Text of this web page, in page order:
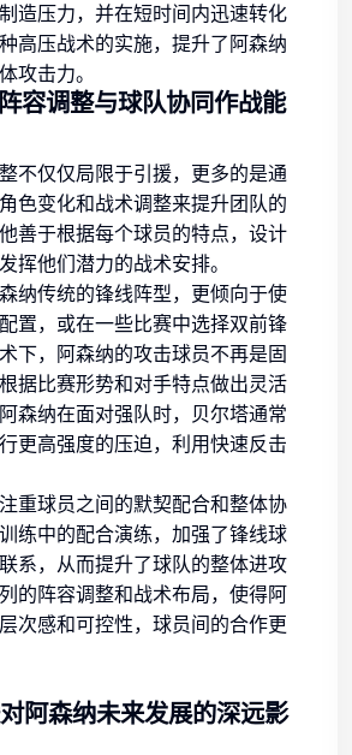
造压力，并在短时间内迅速转化
高压战术的实施，提升了阿森纳
攻击力。
容调整与球队协同作战能
不仅仅局限于引援，更多的是通
色变化和战术调整来提升团队的
善于根据每个球员的特点，设计
挥他们潜力的战术安排。
纳传统的锋线阵型，更倾向于使
置，或在一些比赛中选择双前锋
下，阿森纳的攻击球员不再是固
据比赛形势和对手特点做出灵活
森纳在面对强队时，贝尔塔通常
更高强度的压迫，利用快速反击
重球员之间的默契配合和整体协
练中的配合演练，加强了锋线球
系，从而提升了球队的整体进攻
的阵容调整和战术布局，使得阿
次感和可控性，球员间的合作更
阿森纳未来发展的深远影